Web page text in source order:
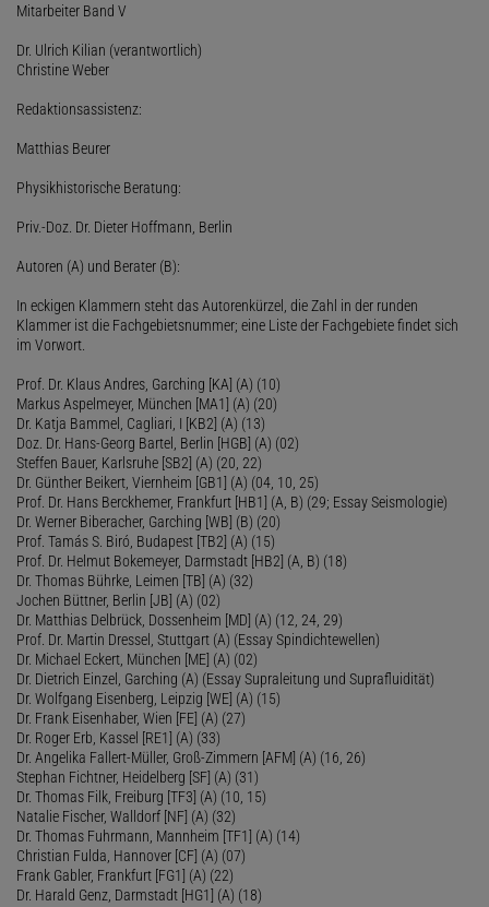
Mitarbeiter Band V
Dr. Ulrich Kilian (verantwortlich)
Christine Weber
Redaktionsassistenz:
Matthias Beurer
Physikhistorische Beratung:
Priv.-Doz. Dr. Dieter Hoffmann, Berlin
Autoren (A) und Berater (B):
In eckigen Klammern steht das Autorenkürzel, die Zahl in der runden
Klammer ist die Fachgebietsnummer; eine Liste der Fachgebiete findet sich
im Vorwort.
Prof. Dr. Klaus Andres, Garching [KA] (A) (10)
Markus Aspelmeyer, München [MA1] (A) (20)
Dr. Katja Bammel, Cagliari, I [KB2] (A) (13)
Doz. Dr. Hans-Georg Bartel, Berlin [HGB] (A) (02)
Steffen Bauer, Karlsruhe [SB2] (A) (20, 22)
Dr. Günther Beikert, Viernheim [GB1] (A) (04, 10, 25)
Prof. Dr. Hans Berckhemer, Frankfurt [HB1] (A, B) (29; Essay Seismologie)
Dr. Werner Biberacher, Garching [WB] (B) (20)
Prof. Tamás S. Biró, Budapest [TB2] (A) (15)
Prof. Dr. Helmut Bokemeyer, Darmstadt [HB2] (A, B) (18)
Dr. Thomas Bührke, Leimen [TB] (A) (32)
Jochen Büttner, Berlin [JB] (A) (02)
Dr. Matthias Delbrück, Dossenheim [MD] (A) (12, 24, 29)
Prof. Dr. Martin Dressel, Stuttgart (A) (Essay Spindichtewellen)
Dr. Michael Eckert, München [ME] (A) (02)
Dr. Dietrich Einzel, Garching (A) (Essay Supraleitung und Suprafluidität)
Dr. Wolfgang Eisenberg, Leipzig [WE] (A) (15)
Dr. Frank Eisenhaber, Wien [FE] (A) (27)
Dr. Roger Erb, Kassel [RE1] (A) (33)
Dr. Angelika Fallert-Müller, Groß-Zimmern [AFM] (A) (16, 26)
Stephan Fichtner, Heidelberg [SF] (A) (31)
Dr. Thomas Filk, Freiburg [TF3] (A) (10, 15)
Natalie Fischer, Walldorf [NF] (A) (32)
Dr. Thomas Fuhrmann, Mannheim [TF1] (A) (14)
Christian Fulda, Hannover [CF] (A) (07)
Frank Gabler, Frankfurt [FG1] (A) (22)
Dr. Harald Genz, Darmstadt [HG1] (A) (18)